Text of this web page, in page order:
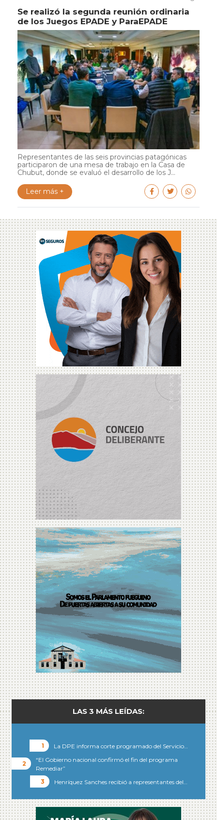
Se realizó la segunda reunión ordinaria
de los Juegos EPADE y ParaEPADE
Representantes de las seis provincias patagónicas
participaron de una mesa de trabajo en la Casa de
Chubut, donde se evaluó el desarrollo de los J...
Leer más +
LAS 3 MÁS LEÍDAS:
La DPE informa corte programado del Servicio…
“El Gobierno nacional confirmó el fin del programa
Remediar”
Henríquez Sanches recibió a representantes del…